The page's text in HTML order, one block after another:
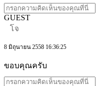
GUEST
โจ
8 มิถุนายน 2558 16:36:25
ขอบคุณครับ